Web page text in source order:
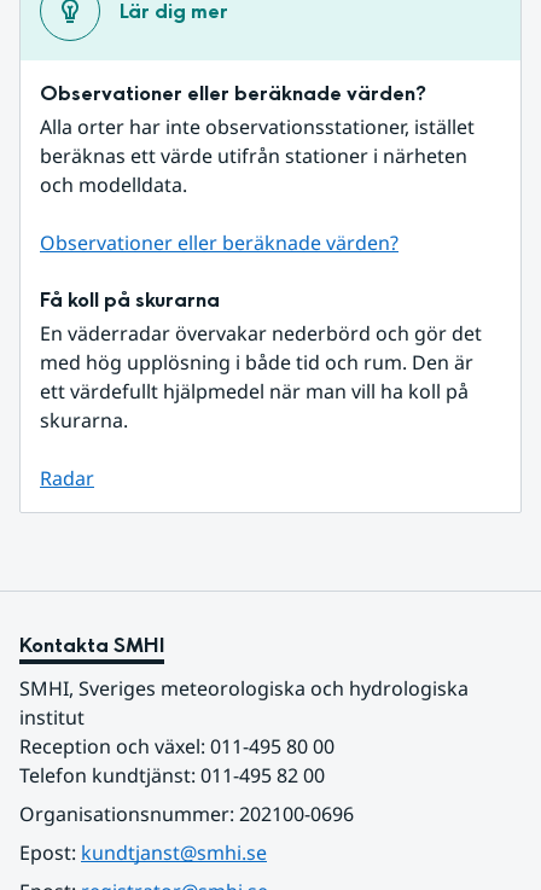
Lär dig mer
Observationer eller beräknade värden?
Alla orter har inte observationsstationer, istället
beräknas ett värde utifrån stationer i närheten
och modelldata.
Observationer eller beräknade värden?
Få koll på skurarna
En väderradar övervakar nederbörd och gör det
med hög upplösning i både tid och rum. Den är
ett värdefullt hjälpmedel när man vill ha koll på
skurarna.
Radar
Kontakta SMHI
SMHI, Sveriges meteorologiska och hydrologiska
institut
Reception och växel: 011-495 80 00
Telefon kundtjänst: 011-495 82 00
Organisationsnummer: 202100-0696
Epost: kundtjanst@smhi.se